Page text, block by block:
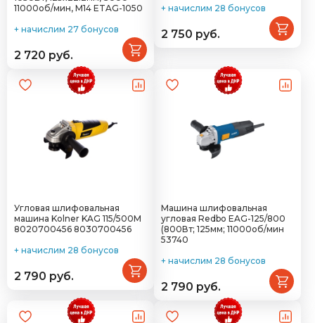
11000об/мин, М14 ETAG-1050
+ начислим 27 бонусов
2 720 руб.
+ начислим 28 бонусов
2 750 руб.
Угловая шлифовальная
машина Kolner KAG 115/500M
8020700456 8030700456
+ начислим 28 бонусов
2 790 руб.
Машина шлифовальная
угловая Redbo EAG-125/800
(800Вт; 125мм; 11000об/мин
53740
+ начислим 28 бонусов
2 790 руб.